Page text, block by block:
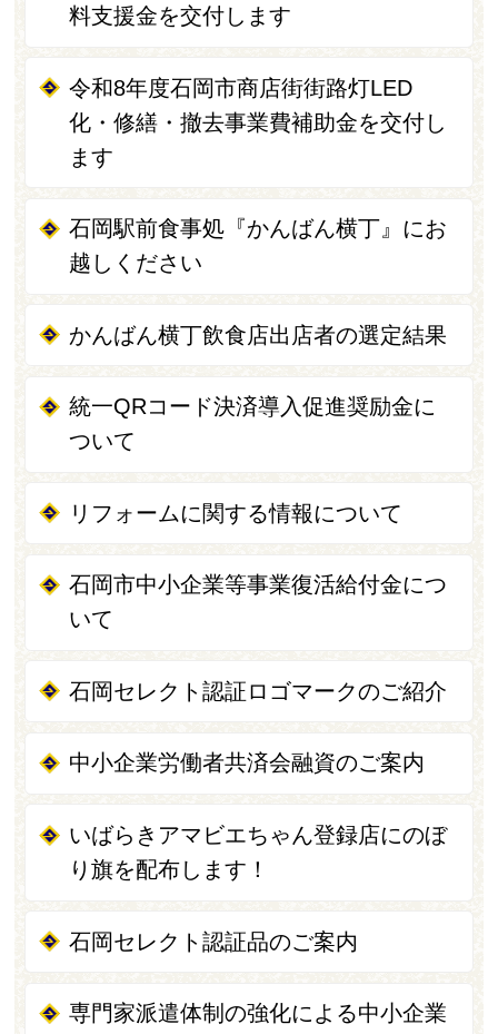
料支援金を交付します
令和8年度石岡市商店街街路灯LED
化・修繕・撤去事業費補助金を交付し
ます
石岡駅前食事処『かんばん横丁』にお
越しください
かんばん横丁飲食店出店者の選定結果
統一QRコード決済導入促進奨励金に
ついて
リフォームに関する情報について
石岡市中小企業等事業復活給付金につ
いて
石岡セレクト認証ロゴマークのご紹介
中小企業労働者共済会融資のご案内
いばらきアマビエちゃん登録店にのぼ
り旗を配布します！
石岡セレクト認証品のご案内
専門家派遣体制の強化による中小企業